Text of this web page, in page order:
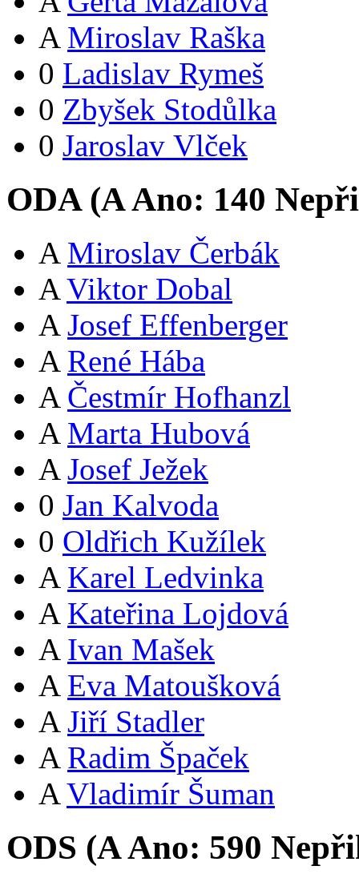
A Miroslav Raška
0 Ladislav Rymeš
0 Zbyšek Stodůlka
0 Jaroslav Vlček
ODA (AAno: 140
A Miroslav Čerbák
A Viktor Dobal
A Josef Effenberger
A René Hába
A Čestmír Hofhanzl
A Marta Hubová
A Josef Ježek
0 Jan Kalvoda
0 Oldřich Kužílek
A Karel Ledvinka
A Kateřina Lojdová
A Ivan Mašek
A Eva Matoušková
A Jiří Stadler
A Radim Špaček
A Vladimír Šuman
ODS (AAno: 590